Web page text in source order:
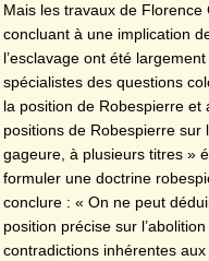
Mais les travaux de Florence
concluant à une implication
l’esclavage ont été
spécialistes des questions
la position de Robespierre
positions de Robespierre
gageure, à plusieurs titres »
formuler une doctrine
conclure : « On ne peut
position précise sur
contradictions inhérentes